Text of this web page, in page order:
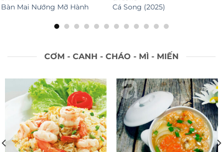
Mai Nướng Mỡ Hành Cá Song (2025)
CƠM - CANH - CHÁO - MÌ - MIẾN